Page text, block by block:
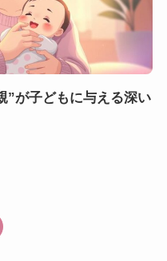
”が子どもに与える深い